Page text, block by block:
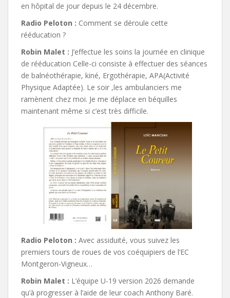
en hôpital de jour depuis le 24 décembre.
Radio Peloton : Comment se déroule cette
rééducation ?
Robin Malet : J’effectue les soins la journée en clinique
de rééducation Celle-ci consiste à effectuer des séances
de balnéothérapie, kiné, Ergothérapie, APA(Activité
Physique Adaptée). Le soir ,les ambulanciers me
ramènent chez moi. Je me déplace en béquilles
maintenant même si c’est très difficile.
Radio Peloton : Avec assiduité, vous suivez les
premiers tours de roues de vos coéquipiers de l’EC
Montgeron-Vigneux…
Robin Malet : L’équipe U-19 version 2026 demande
qu’à progresser à l’aide de leur coach Anthony Baré.